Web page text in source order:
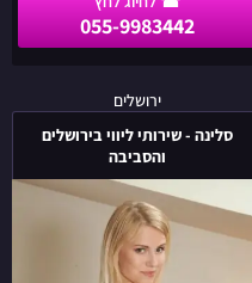
055-9983442
ירושלים
סלינה - שירותי ליווי בירושלים
והסביבה
סלינה
-
שירותי
ליווי
בירושלים
והסביבה